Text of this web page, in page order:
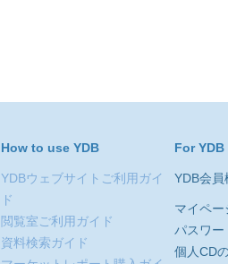
How to use YDB
YDBウェブサイトご利用ガイ
ド
閲覧室ご利用ガイド
資料検索ガイド
For
YDB会員
マイペー
パスワー
個人CD